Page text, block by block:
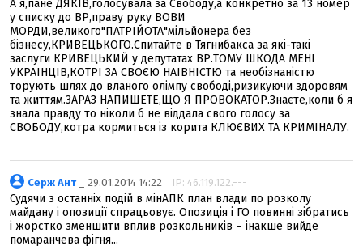
А я,пане ДЯКІВ,голосувала за Свободу,а конкретно за 13 номер
у списку до ВР,праву руку ВОВИ
МОРДИ,великого"ПАТРІЙОТА"мільйонера без
бізнесу,КРИВЕЦЬКОГО.Спитайте в Тягнибакса за які-такі
заслуги КРИВЕЦЬКИЙ у депутатах ВР.ТОМУ ШКОДА МЕНІ
УКРАІНЦІВ,КОТРІ ЗА СВОЄЮ НАІВНІСТЮ та необізнаністю
торують шлях до вланого олімпу свободі,ризикуючи здоровям
та життям.ЗАРАЗ НАПИШЕТЕ,ЩО Я ПРОВОКАТОР.Знаєте,коли б я
знала правду то ніколи б не віддала свого голосу за
СВОБОДУ,котра кормиться із корита КЛЮЄВИХ ТА КРИМІНАЛУ.
Серж Ант_ 29.01.2014 14:22 IP: 46.119.122.---
Судячи з останніх подій в мінАПК план влади по розколу
майдану і опозиції спрацьовує. Опозиція і ГО повинні зібратись
і жорстко зменшити вплив розкольників – інакше вийде
помаранчева фігня...